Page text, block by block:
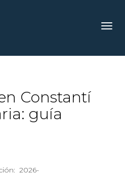
Constantí
guía
2026-